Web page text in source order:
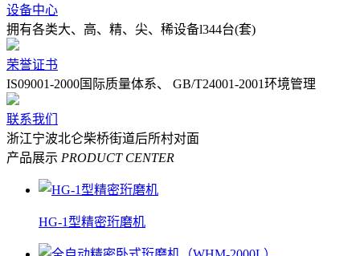
设备中心
拥有各类大、高、精、尖、稀设备l344台(套)
荣誉证书
IS09001-2000国际质量体系、 GB/T24001-2001环境管理
联系我们
浙江宁波北仑柴桥街道后所村对面
产品展示 PRODUCT CENTER
HG-1型精密珩磨机